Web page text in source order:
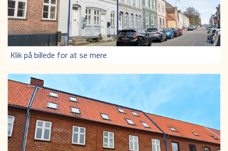
Klik på billede for at se mere